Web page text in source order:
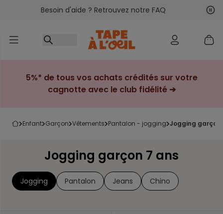
Accéder au contenu
Besoin d'aide ? Retrouvez notre FAQ
5%* de tous vos achats crédités sur votre
cagnotte avec le club fidélité ➔
enfant garçon vêtements pantalon - jogging jogging garçon
Jogging garçon 7 ans
Jogging Pantalon Jeans Chino